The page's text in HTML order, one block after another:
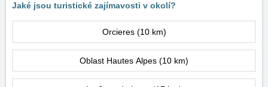
Jaké jsou turistické zajímavosti v okolí?
Orcieres (10 km)
Oblast Hautes Alpes (10 km)